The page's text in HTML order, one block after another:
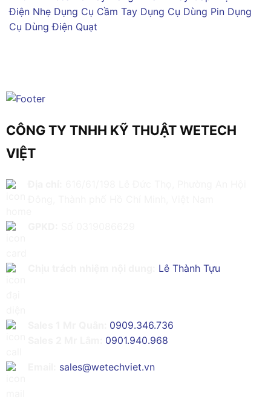
Điện Nhẹ Dụng Cụ Cầm Tay Dụng Cụ Dùng Pin Dụng
Cụ Dùng Điện Quạt
CÔNG TY TNHH KỸ THUẬT WETECH
VIỆT
Lê Thành Tựu
0909.346.736
0901.940.968
sales@wetechviet.vn